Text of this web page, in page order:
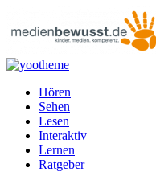
Hören
Sehen
Lesen
Interaktiv
Lernen
Ratgeber